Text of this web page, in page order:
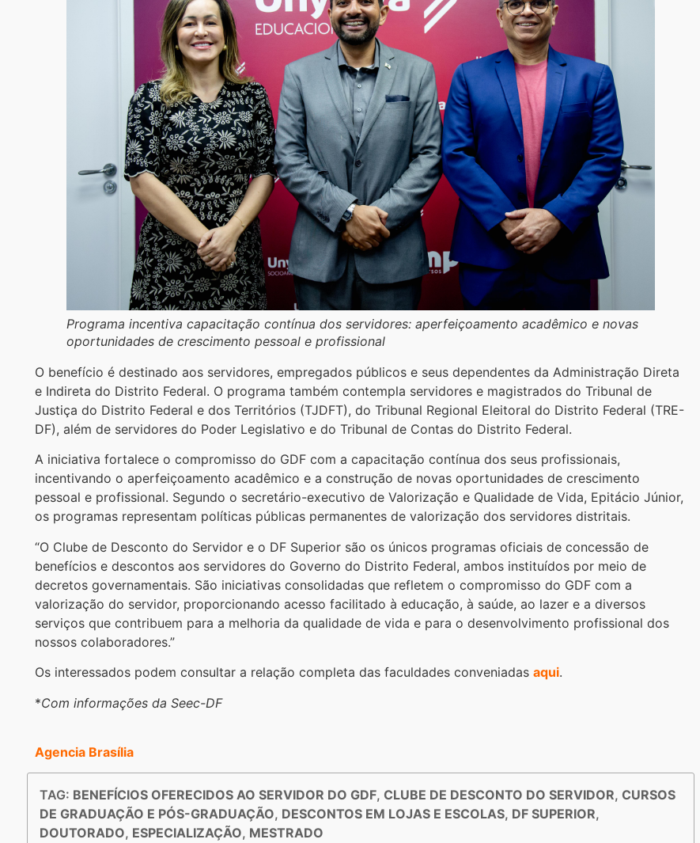
Programa incentiva capacitação contínua dos servidores: aperfeiçoamento acadêmico e novas
oportunidades de crescimento pessoal e profissional
O benefício é destinado aos servidores, empregados públicos e seus dependentes da Administração Direta
e Indireta do Distrito Federal. O programa também contempla servidores e magistrados do Tribunal de
Justiça do Distrito Federal e dos Territórios (TJDFT), do Tribunal Regional Eleitoral do Distrito Federal (TRE-
DF), além de servidores do Poder Legislativo e do Tribunal de Contas do Distrito Federal.
A iniciativa fortalece o compromisso do GDF com a capacitação contínua dos seus profissionais,
incentivando o aperfeiçoamento acadêmico e a construção de novas oportunidades de crescimento
pessoal e profissional. Segundo o secretário-executivo de Valorização e Qualidade de Vida, Epitácio Júnior,
os programas representam políticas públicas permanentes de valorização dos servidores distritais.
“O Clube de Desconto do Servidor e o DF Superior são os únicos programas oficiais de concessão de
benefícios e descontos aos servidores do Governo do Distrito Federal, ambos instituídos por meio de
decretos governamentais. São iniciativas consolidadas que refletem o compromisso do GDF com a
valorização do servidor, proporcionando acesso facilitado à educação, à saúde, ao lazer e a diversos
serviços que contribuem para a melhoria da qualidade de vida e para o desenvolvimento profissional dos
nossos colaboradores.”
Os interessados podem consultar a relação completa das faculdades conveniadas aqui.
*Com informações da Seec-DF
Agencia Brasília
TAG: BENEFÍCIOS OFERECIDOS AO SERVIDOR DO GDF, CLUBE DE DESCONTO DO SERVIDOR, CURSOS
DE GRADUAÇÃO E PÓS-GRADUAÇÃO, DESCONTOS EM LOJAS E ESCOLAS, DF SUPERIOR,
DOUTORADO, ESPECIALIZAÇÃO, MESTRADO